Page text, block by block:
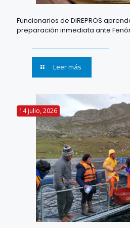
Funcionarios de DIREPROS
preparación inmediata ante
Leer más
14 julio, 2026